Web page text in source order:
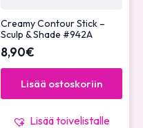
Creamy Contour Stick –
Sculp & Shade #942A
8,90€
Lisää ostoskoriin
Lisää toivelistalle